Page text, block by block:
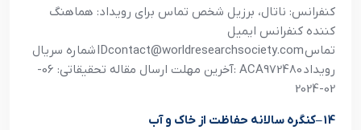
کنفرانس: ناتال، برزيل شخص تماس براي رويداد: هماهنگ
کننده کنفرانس ايميل
تماسIDcontact@worldresearchsociety.comشماره سريال
رويداد: ACA972480
آخرين مهلت ارسال مقاله تحقيقاتي: 06-
02-2024
14
–کنگره سالانه حفاظت از خاک و آب